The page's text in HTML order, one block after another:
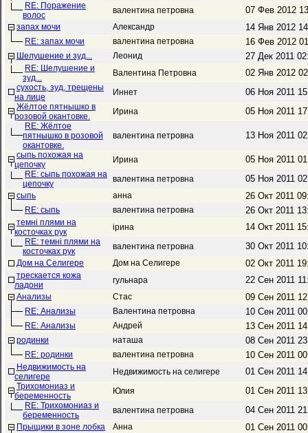
RE: Поражение
волос
валентина петровна 07 Фев 2012
запах мочи Александр 14 Янв 2012
RE: запах мочи валентина петровна 16 Фев 2012
Шелушение и зуд... Леонид 27 Дек 2011
RE: Шелушение и
зуд...
Валентина Петровна 02 Янв 2012
сухость, зуд, трещены
на лице
Иннет 06 Ноя 2011
Жёлтое пятнышко в
розовой окантовке.
Ирина 05 Ноя 2011
RE: Жёлтое
пятнышко в розовой
окантовке.
валентина петровна 13 Ноя 2011
сыпь похожая на
цепочку
Ирина 05 Ноя 2011
RE: сыпь похожая на
цепочку
валентина петровна 05 Ноя 2011
сыпь анна 26 Окт 2011
RE: сыпь валентина петровна 26 Окт 2011
темні плями на
косточках рук
ірина 14 Окт 2011
RE: темні плями на
косточках рук
валентина петровна 30 Окт 2011
Дом на Селигере Дом на Селигере 02 Окт 2011
трескается кожа
ладони
гульнара 22 Сен 2011
Анализы Стас 09 Сен 2011
RE: Анализы Валентина петровна 10 Сен 2011
RE: Анализы Андрей 13 Сен 2011
родинки наташа 08 Сен 2011
RE: родинки валентина петровна 10 Сен 2011
Недвижимость на
селигере
Недвижимость на селигере 01 Сен 2011
Трихомониаз и
беременность
Юлия 01 Сен 2011
RE: Трихомониаз и
беременность
валентина петровна 04 Сен 2011
Прыщики в зоне лобка Анна 01 Сен 2011